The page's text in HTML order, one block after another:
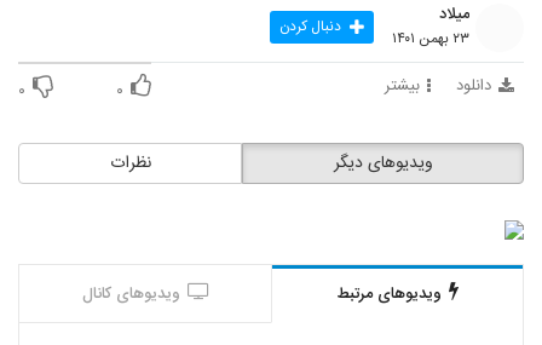
میلاد
۲۳ بهمن ۱۴۰۱ دنبال کردن
دانلود بیشتر ۰ ۰
نظرات ویدیوهای دیگر
ویدیوهای مرتبط ویدیوهای کانال